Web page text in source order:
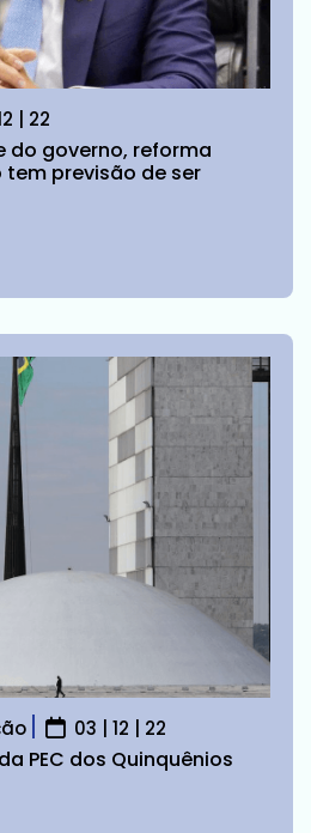
| 22
do governo, reforma
previsão de ser
03 | 12 | 22
PEC dos Quinquênios